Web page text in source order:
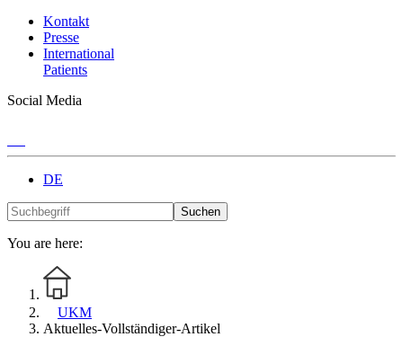
Kontakt
Presse
International
Patients
Social Media
DE
Suchen
You are here:
UKM
Aktuelles-Vollständiger-Artikel